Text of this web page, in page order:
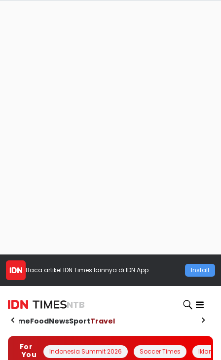
Baca artikel IDN Times lainnya di IDN App Install
NTB
HomeFoodNewsSportTravel
For
You
Indonesia Summit 2026 Soccer Times Iklanin